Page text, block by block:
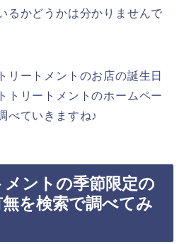
るかどうかは分かりませんで
リートメントのお店の誕生日
トリートメントのホームペー
べていきますね♪
ントの季節限定の
を検索で調べてみ